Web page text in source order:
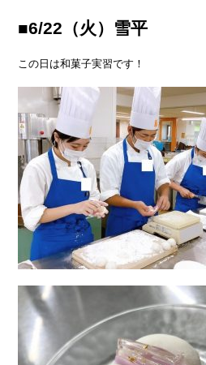
■6/22（火）雪平
この日は和菓子実習です！